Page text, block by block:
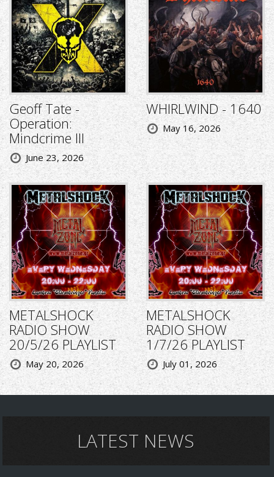
Geoff Tate -
Operation:
Mindcrime III
June 23, 2026
WHIRLWIND - 1640
May 16, 2026
METALSHOCK
RADIO SHOW
20/5/26 PLAYLIST
May 20, 2026
METALSHOCK
RADIO SHOW
1/7/26 PLAYLIST
July 01, 2026
LATEST NEWS